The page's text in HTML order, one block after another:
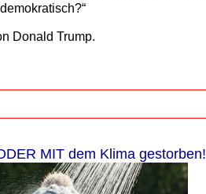
Donald Trump.
MIT dem Klima gestorben!